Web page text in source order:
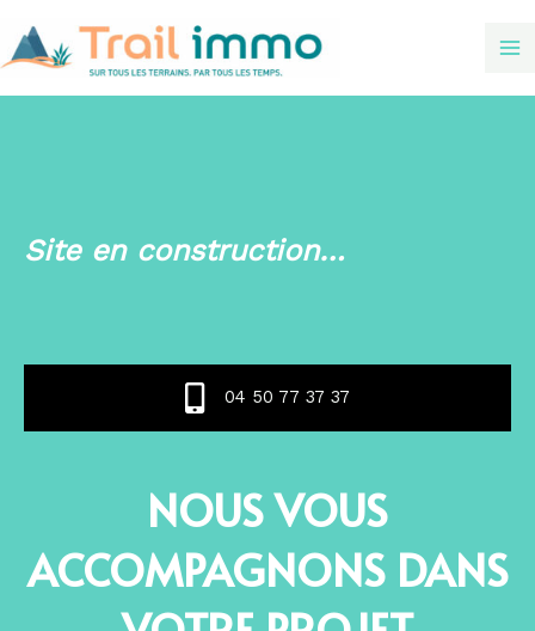
Site en construction…
04 50 77 37 37
NOUS VOUS
ACCOMPAGNONS DANS